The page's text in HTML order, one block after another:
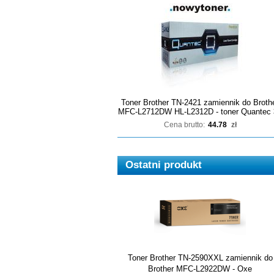
Toner Brother TN-2421 zamiennik do
MFC-L2712DW HL-L2312D - toner Quantec
Cena brutto: 44.78 zł
Ostatni produkt
Toner Brother TN-2590XXL zamiennik do
Brother MFC-L2922DW - Oxe